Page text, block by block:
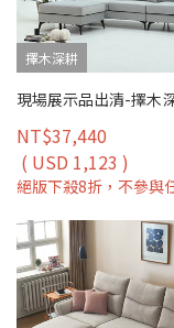
擇木深耕
NT$37,440
( USD 1,123 )
絕版下殺8折，不參與